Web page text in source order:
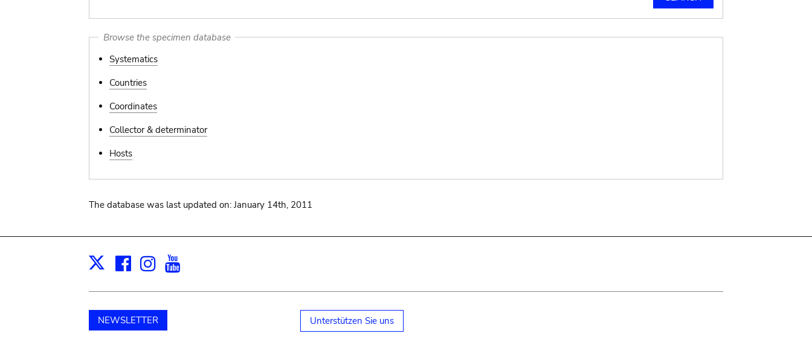
Browse the specimen database
Systematics
Countries
Coordinates
Collector & determinator
Hosts
The database was last updated on: January 14th, 2011
X Facebook
Instagram
NEWSLETTER Unterstützen Sie uns